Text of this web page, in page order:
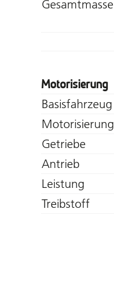
Gesamtmasse
Motorisierung
Basisfahrzeug
Motorisierung
Getriebe
Antrieb
Leistung
Treibstoff